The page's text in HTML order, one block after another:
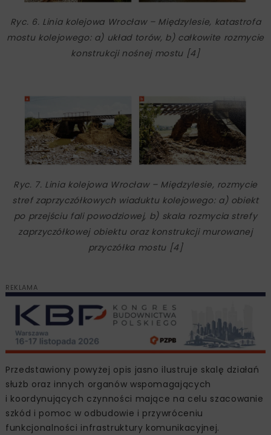
Ryc. 6. Linia kolejowa Wrocław – Międzylesie, katastrofa
mostu kolejowego: a) układ torów, b) całkowite rozmycie
konstrukcji nośnej mostu [4]
Ryc. 7. Linia kolejowa Wrocław – Międzylesie, rozmycie
stref zaprzyczółkowych wiaduktu kolejowego: a) obiekt
po przejściu fali powodziowej, b) skala rozmycia strefy
zaprzyczółkowej obiektu oraz konstrukcji murowanej
przyczółka mostu [4]
REKLAMA
Przedstawiony powyżej opis jasno ilustruje skalę działań
służb oraz innych organów wspomagających
i koordynujących czynności mające na celu szacowanie
szkód i pomoc w odbudowie i przywróceniu
funkcjonalności infrastruktury komunikacyjnej.